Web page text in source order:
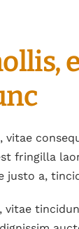
vitae
fringilla
justo a,
vitae